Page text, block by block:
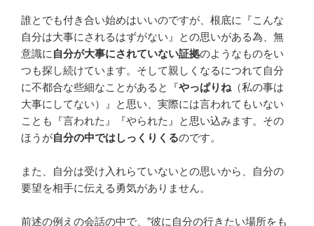
誰とでも付き合い始めはいいのですが、根底に『こんな
自分は大事にされるはずがない』との思いがある為、無
意識に自分が大事にされていない証拠のようなものをい
つも探し続けています。そして親しくなるにつれて自分
に不都合な些細なことがあると『やっぱりね（私の事は
大事にしてない）』と思い、実際には言われてもいない
ことも『言われた』『やられた』と思い込みます。その
ほうが自分の中ではしっくりくるのです。
また、自分は受け入れらていないとの思いから、自分の
要望を相手に伝える勇気がありません。
前述の例えの会話の中で、”彼に自分の行きたい場所をも